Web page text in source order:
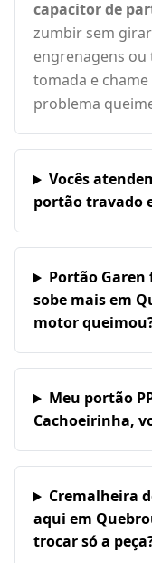
capacitor de
zumbir sem
engrenagens
tomada e
problema
Vocês
portão travado
Portão Garen
sobe mais em
motor
Meu portão
Cachoeirinha,
Cremalheira
aqui em
trocar só a